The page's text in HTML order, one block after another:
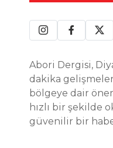
Abori Dergisi,
dakika
bölgeye dair
hızlı bir şekilde
güvenilir bir